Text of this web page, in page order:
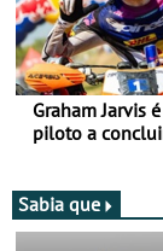
Graham Jarvis
piloto a
Sabia que